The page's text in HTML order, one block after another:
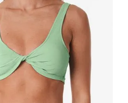
Sem Costura Marrom Carvalho
89,90
-70%
Wood